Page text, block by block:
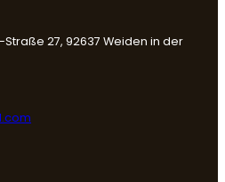
27, 92637 Weiden in der